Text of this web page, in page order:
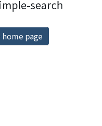
search
page